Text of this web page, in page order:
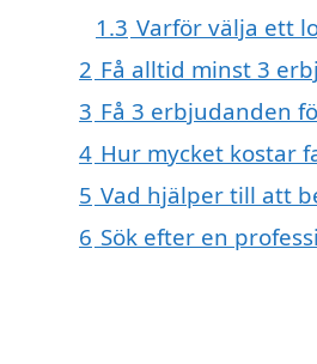
1.3 Varför välja ett
2 Få alltid minst 3
3 Få 3 erbjudanden
4 Hur mycket kostar
5 Vad hjälper till att
6 Sök efter en